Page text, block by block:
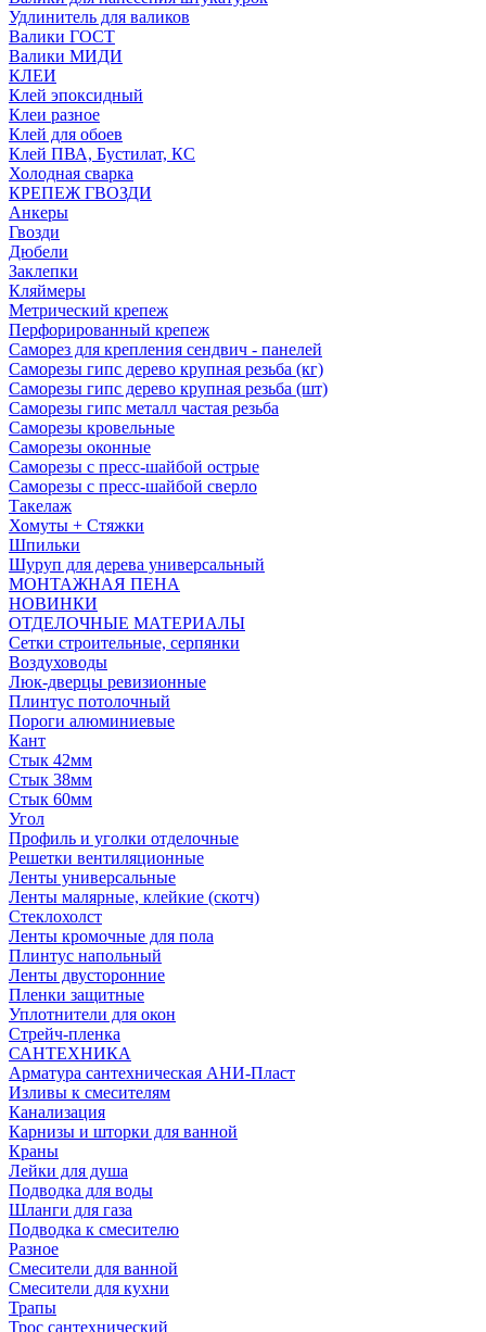
Удлинитель для валиков
Валики ГОСТ
Валики МИДИ
КЛЕИ
Клей эпоксидный
Клеи разное
Клей для обоев
Клей ПВА, Бустилат, КС
Холодная сварка
КРЕПЕЖ ГВОЗДИ
Анкеры
Гвозди
Дюбели
Заклепки
Кляймеры
Метрический крепеж
Перфорированный крепеж
Саморез для крепления сендвич - панелей
Саморезы гипс дерево крупная резьба (кг)
Саморезы гипс дерево крупная резьба (шт)
Саморезы гипс металл частая резьба
Саморезы кровельные
Саморезы оконные
Саморезы с пресс-шайбой острые
Саморезы с пресс-шайбой сверло
Такелаж
Хомуты + Стяжки
Шпильки
Шуруп для дерева универсальный
МОНТАЖНАЯ ПЕНА
НОВИНКИ
ОТДЕЛОЧНЫЕ МАТЕРИАЛЫ
Сетки строительные, серпянки
Воздуховоды
Люк-дверцы ревизионные
Плинтус потолочный
Пороги алюминиевые
Кант
Стык 42мм
Стык 38мм
Стык 60мм
Угол
Профиль и уголки отделочные
Решетки вентиляционные
Ленты универсальные
Ленты малярные, клейкие (скотч)
Стеклохолст
Ленты кромочные для пола
Плинтус напольный
Ленты двусторонние
Пленки защитные
Уплотнители для окон
Стрейч-пленка
САНТЕХНИКА
Арматура сантехническая АНИ-Пласт
Изливы к смесителям
Канализация
Карнизы и шторки для ванной
Краны
Лейки для душа
Подводка для воды
Шланги для газа
Подводка к смесителю
Разное
Смесители для ванной
Смесители для кухни
Трапы
Трос сантехнический